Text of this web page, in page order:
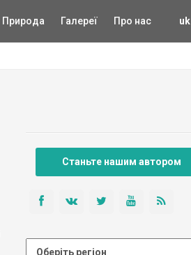
uk
Природа Галереї Про нас
Станьте нашим автором